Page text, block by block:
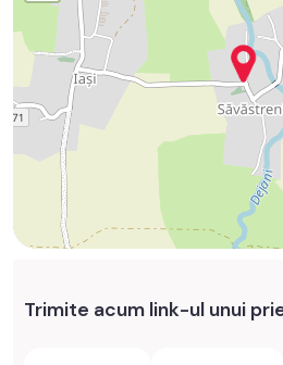
Trimite acum link-ul unui